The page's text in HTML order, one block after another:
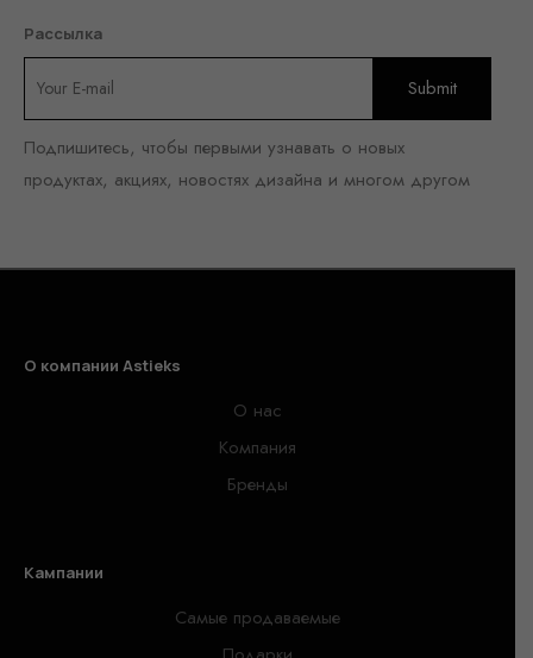
Рассылка
Подпишитесь, чтобы первыми узнавать о новых
продуктах, акциях, новостях дизайна и многом другом
О компании Astieks
О нас
Компания
Бренды
Кампании
Самые продаваемые